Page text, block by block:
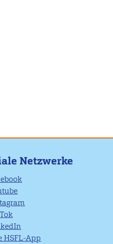
Netzwerke
HSFL-App